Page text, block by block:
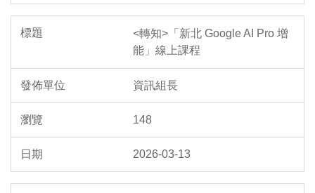
<轉知>「新北 Google AI Pro 增
能」線上課程
資訊組長
148
2026-03-13